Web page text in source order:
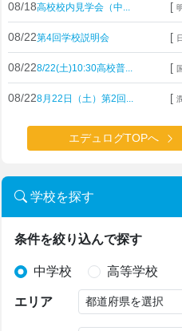
08/18高校校内見学会（中... [
08/22第4回学校説明会 [
08/228/22(土)10:30高校普... [
08/228月22日（土）第2回... [
エデュログTOPへ
学校を探す
条件を絞り込んで探す
中学校 高等学校
エリア